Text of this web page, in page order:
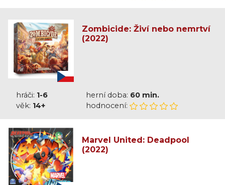
Zombicide: Živí nebo nemrtví
(2022)
hráči: 1-6 herní doba: 60 min.
věk: 14+ hodnocení:
Marvel United: Deadpool
(2022)